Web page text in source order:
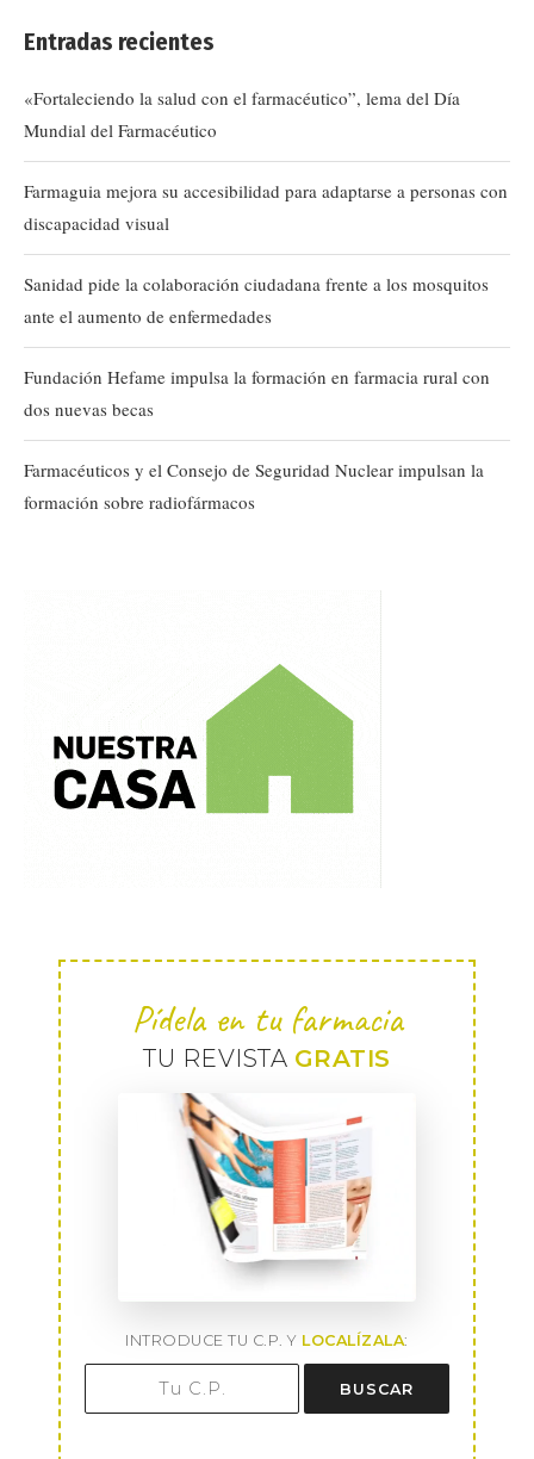
Entradas recientes
«Fortaleciendo la salud con el farmacéutico”, lema del Día
Mundial del Farmacéutico
Farmaguia mejora su accesibilidad para adaptarse a personas con
discapacidad visual
Sanidad pide la colaboración ciudadana frente a los mosquitos
ante el aumento de enfermedades
Fundación Hefame impulsa la formación en farmacia rural con
dos nuevas becas
Farmacéuticos y el Consejo de Seguridad Nuclear impulsan la
formación sobre radiofármacos
Pídela en tu farmacia
TU REVISTA GRATIS
INTRODUCE TU C.P. Y LOCALÍZALA:
BUSCAR